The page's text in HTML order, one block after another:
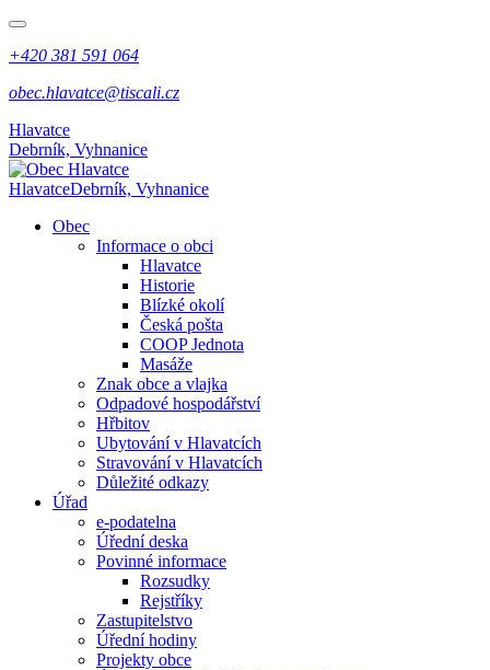
+420 381 591 064
obec.hlavatce@tiscali.cz
Hlavatce
Debrník, Vyhnanice
HlavatceDebrník, Vyhnanice
Obec
Informace o obci
Hlavatce
Historie
Blízké okolí
Česká pošta
COOP Jednota
Masáže
Znak obce a vlajka
Odpadové hospodářství
Hřbitov
Ubytování v Hlavatcích
Stravování v Hlavatcích
Důležité odkazy
Úřad
e-podatelna
Úřední deska
Povinné informace
Rozsudky
Rejstříky
Zastupitelstvo
Úřední hodiny
Projekty obce